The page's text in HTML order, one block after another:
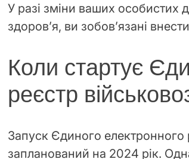
У разі зміни ваших особистих
здоров’я, ви зобов’язані
Коли стартує
реєстр
Запуск Єдиного електронного
запланований на 2024 рік.